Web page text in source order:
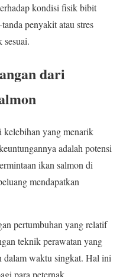
kondisi fisik bibit
penyakit atau stres
dari
yang menarik
adalah potensi
ikan salmon di
mendapatkan
pertumbuhan yang relatif
teknik perawatan yang
dalam waktu singkat. Hal ini
para peternak.